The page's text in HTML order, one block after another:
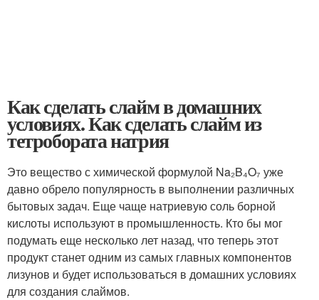
Как сделать слайм в домашних
условиях. Как сделать слайм из
тетробората натрия
Это вещество с химической формулой Na₂B₄O₇ уже
давно обрело популярность в выполнении различных
бытовых задач. Еще чаще натриевую соль борной
кислоты используют в промышленность. Кто бы мог
подумать еще несколько лет назад, что теперь этот
продукт станет одним из самых главных компонентов
лизунов и будет использоваться в домашних условиях
для создания слаймов.